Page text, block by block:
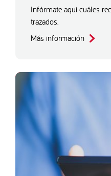
Infórmate aquí cuáles
trazados.
Más información